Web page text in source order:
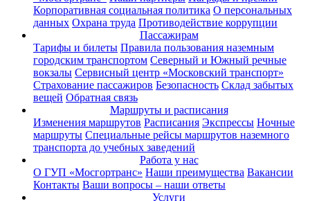
Корпоративная социальная политика О персональных
данных Охрана труда Противодействие коррупции
Пассажирам
Тарифы и билеты Правила пользования наземным
городским транспортом Северный и Южный речные
вокзалы Сервисный центр «Московский транспорт»
Страхование пассажиров Безопасность Склад забытых
вещей Обратная связь
Маршруты и расписания
Изменения маршрутов Расписания Экспрессы Ночные
маршруты Специальные рейсы маршрутов наземного
транспорта до учебных заведений
Работа у нас
О ГУП «Мосгортранс» Наши преимущества Вакансии
Контакты Ваши вопросы – наши ответы
Услуги